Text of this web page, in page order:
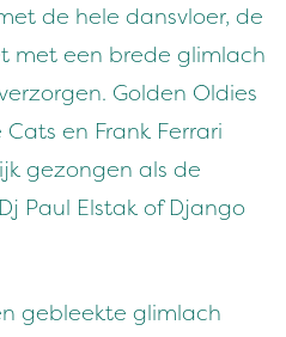
de hele dansvloer, de
met een brede glimlach
Golden Oldies
en Frank Ferrari
gezongen als de
Paul Elstak of Django
gebleekte glimlach